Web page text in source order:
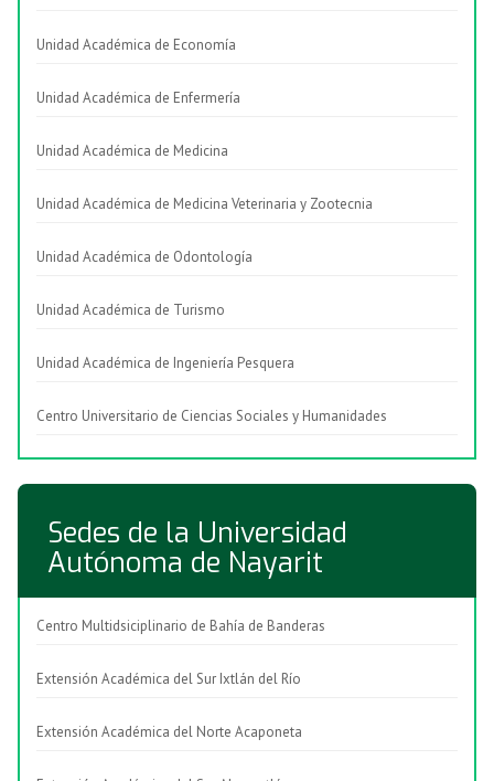
Unidad Académica de Economía
Unidad Académica de Enfermería
Unidad Académica de Medicina
Unidad Académica de Medicina Veterinaria y Zootecnia
Unidad Académica de Odontología
Unidad Académica de Turismo
Unidad Académica de Ingeniería Pesquera
Centro Universitario de Ciencias Sociales y Humanidades
Sedes de la Universidad
Autónoma de Nayarit
Centro Multidsiciplinario de Bahía de Banderas
Extensión Académica del Sur Ixtlán del Río
Extensión Académica del Norte Acaponeta